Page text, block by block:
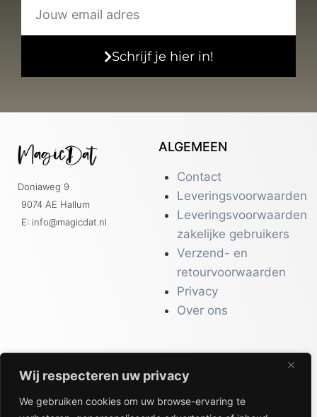
Wij respecteren uw privacy
We gebruiken cookies om uw browse-ervaring te
Schrijf je hier in!
Doniaweg 9
9074 AE Hallum
E: info@magicdat.nl
ALGEMEEN
Contact
Leveringsvoorwaarden
Leveringsvoorwaarden
zakelijke gebruikers
Verzend- en
retourvoorwaarden
Privacy
Over ons
CATALOGI
Workwear &